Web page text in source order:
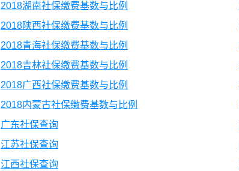
2018湖南社保缴费基数与比例
2018陕西社保缴费基数与比例
2018青海社保缴费基数与比例
2018吉林社保缴费基数与比例
2018广西社保缴费基数与比例
2018内蒙古社保缴费基数与比例
广东社保查询
江苏社保查询
江西社保查询